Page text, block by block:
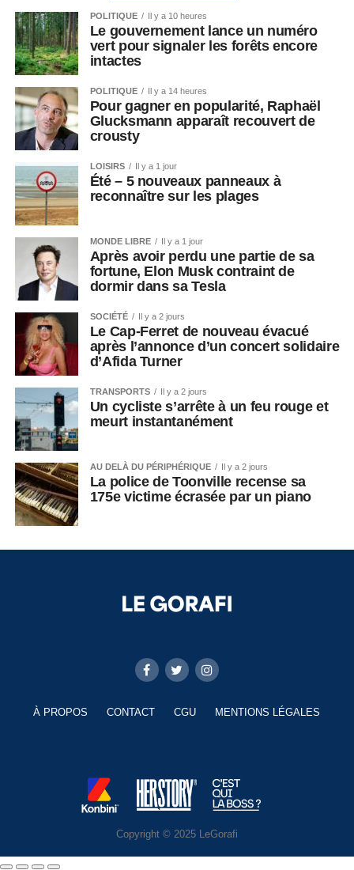
POLITIQUE Il y a 10 heures
Le gouvernement lance un numéro
vert pour signaler les forêts encore
intactes
POLITIQUE Il y a 14 heures
Pour gagner en popularité, Raphaël
Glucksmann apparaît recouvert de
crousty
LOISIRS Il y a 1 jour
Été – 5 nouveaux panneaux à
reconnaître sur les plages
MONDE LIBRE Il y a 1 jour
Après avoir perdu une partie de sa
fortune, Elon Musk contraint de
dormir dans sa Tesla
SOCIÉTÉ Il y a 2 jours
Le Cap-Ferret de nouveau évacué
après l’annonce d’un concert solidaire
d’Afida Turner
TRANSPORTS Il y a 2 jours
Un cycliste s’arrête à un feu rouge et
meurt instantanément
AU DELÀ DU PÉRIPHÉRIQUE Il y a 2 jours
La police de Toonville recense sa
175e victime écrasée par un piano
À PROPOS CONTACT CGU MENTIONS LÉGALES
Copyright © 2025 LeGorafi